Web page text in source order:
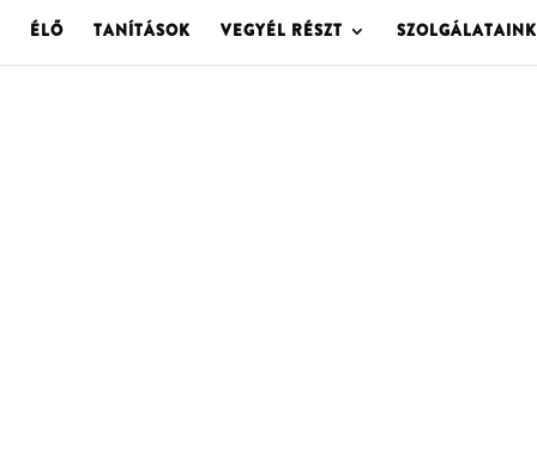
ÉLŐ TANÍTÁSOK VEGYÉL RÉSZT SZOLGÁLATAINK